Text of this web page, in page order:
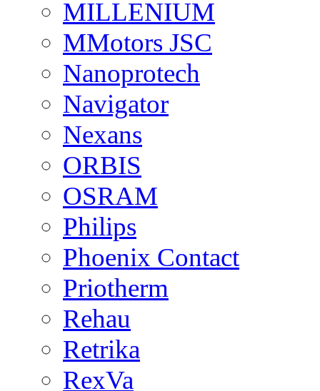
MILLENIUM
MMotors JSC
Nanoprotech
Navigator
Nexans
ORBIS
OSRAM
Philips
Phoenix Contact
Priotherm
Rehau
Retrika
RexVa